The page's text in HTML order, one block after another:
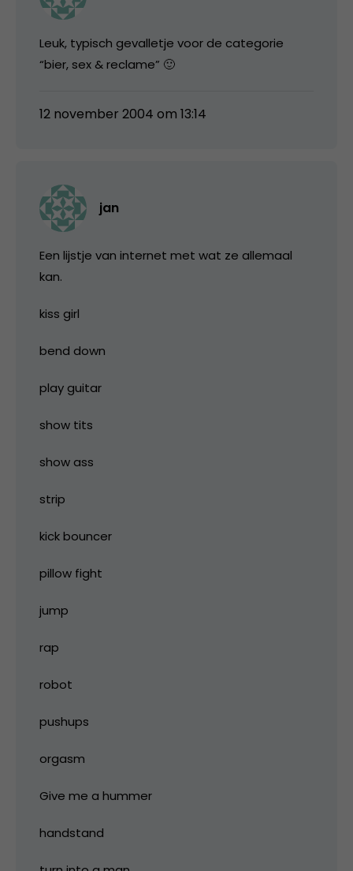
Leuk, typisch gevalletje voor de categorie
“bier, sex & reclame” 🙂
12 november 2004 om 13:14
jan
Een lijstje van internet met wat ze allemaal
kan.
kiss girl
bend down
play guitar
show tits
show ass
strip
kick bouncer
pillow fight
jump
rap
robot
pushups
orgasm
Give me a hummer
handstand